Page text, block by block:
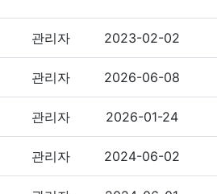
관리자 2023-02-02
관리자 2026-06-08
관리자 2026-01-24
관리자 2024-06-02